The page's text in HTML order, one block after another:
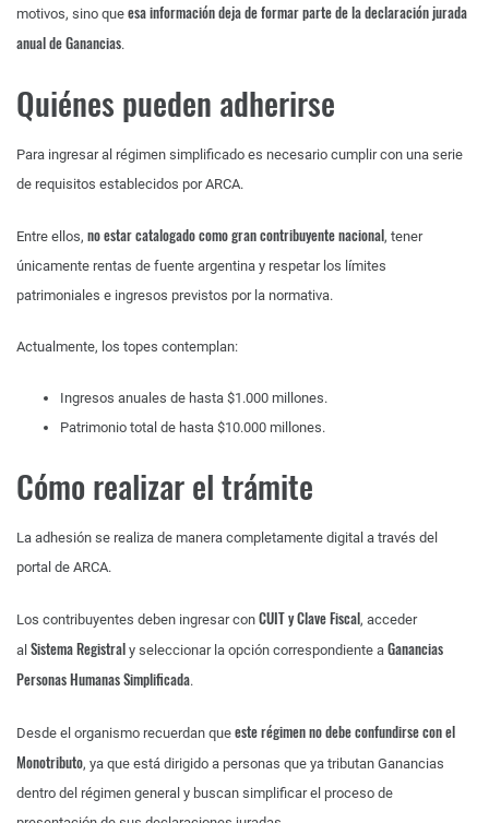
motivos, sino que esa información deja de formar parte de la declaración jurada
anual de Ganancias.
Quiénes pueden adherirse
Para ingresar al régimen simplificado es necesario cumplir con una serie
de requisitos establecidos por ARCA.
Entre ellos, no estar catalogado como gran contribuyente nacional, tener
únicamente rentas de fuente argentina y respetar los límites
patrimoniales e ingresos previstos por la normativa.
Actualmente, los topes contemplan:
Ingresos anuales de hasta $1.000 millones.
Patrimonio total de hasta $10.000 millones.
Cómo realizar el trámite
La adhesión se realiza de manera completamente digital a través del
portal de ARCA.
Los contribuyentes deben ingresar con CUIT y Clave Fiscal, acceder
al Sistema Registral y seleccionar la opción correspondiente a Ganancias
Personas Humanas Simplificada.
Desde el organismo recuerdan que este régimen no debe confundirse con el
Monotributo, ya que está dirigido a personas que ya tributan Ganancias
dentro del régimen general y buscan simplificar el proceso de